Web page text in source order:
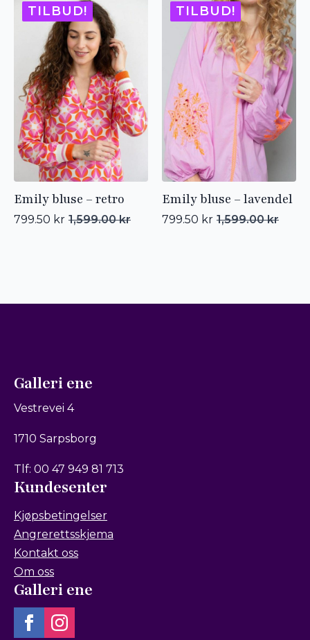
TILBUD!
Emily bluse – retro
1,599.00kr
Opprinnelig
799.50 kr
Nåværende
TILBUD!
Emily bluse – lavendel
1,599.00kr
Opprinnelig
799.50 kr
Nåværende
Galleri ene
Vestrevei 4
1710 Sarpsborg
Tlf: 00 47 949 81 713
Kundesenter
Kjøpsbetingelser
Angrerettsskjema
Kontakt oss
Om oss
Galleri ene